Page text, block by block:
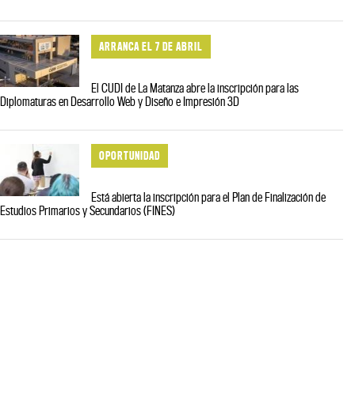
ARRANCA EL 7 DE ABRIL
El CUDI de La Matanza abre la inscripción para las
Diplomaturas en Desarrollo Web y Diseño e Impresión 3D
OPORTUNIDAD
Está abierta la inscripción para el Plan de Finalización de
Estudios Primarios y Secundarios (FINES)